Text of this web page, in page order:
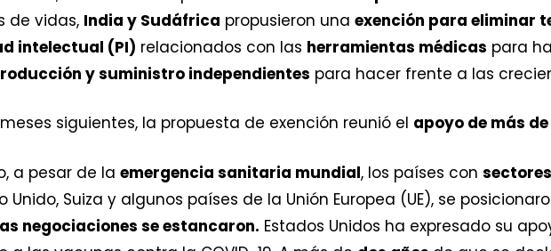
de vidas, India y Sudáfrica propusieron una exención para eliminar
intelectual (PI) relacionados con las herramientas médicas para
y suministro independientes para hacer frente a las
siguientes, la propuesta de exención reunió el apoyo de más
a pesar de la emergencia sanitaria mundial, los países con
Unido, Suiza y algunos países de la Unión Europea (UE), se
negociaciones se estancaron. Estados Unidos ha expresado su